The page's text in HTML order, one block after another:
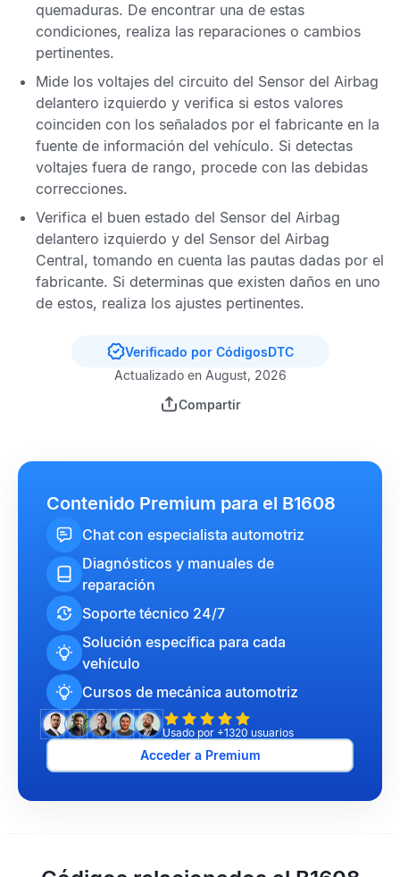
quemaduras. De encontrar una de estas
condiciones, realiza las reparaciones o cambios
pertinentes.
Mide los voltajes del circuito del Sensor del Airbag
delantero izquierdo y verifica si estos valores
coinciden con los señalados por el fabricante en la
fuente de información del vehículo. Si detectas
voltajes fuera de rango, procede con las debidas
correcciones.
Verifica el buen estado del Sensor del Airbag
delantero izquierdo y del Sensor del Airbag
Central, tomando en cuenta las pautas dadas por el
fabricante. Si determinas que existen daños en uno
de estos, realiza los ajustes pertinentes.
Verificado por CódigosDTC
Actualizado en August, 2026
Compartir
Contenido Premium para el B1608
Chat con especialista automotriz
Diagnósticos y manuales de
reparación
Soporte técnico 24/7
Solución específica para cada
vehículo
Cursos de mecánica automotriz
Usado por +1320 usuarios
Acceder a Premium